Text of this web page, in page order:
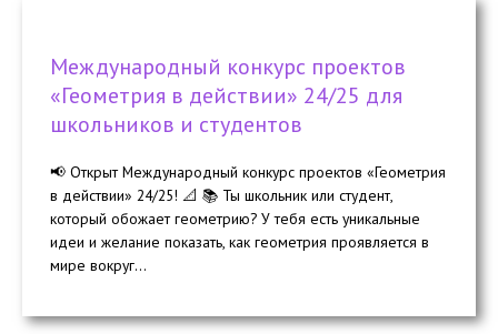
Международный конкурс проектов
«Геометрия в действии» 24/25 для
школьников и студентов
📢 Открыт Международный конкурс проектов «Геометрия
в действии» 24/25! 📐 📚 Ты школьник или студент,
который обожает геометрию? У тебя есть уникальные
идеи и желание показать, как геометрия проявляется в
мире вокруг...